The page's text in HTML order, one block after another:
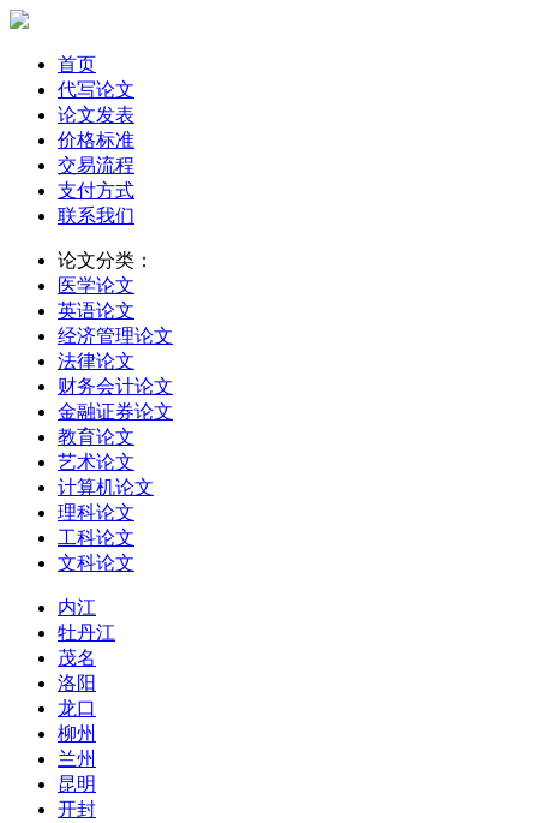
首页
代写论文
论文发表
价格标准
交易流程
支付方式
联系我们
论文分类：
医学论文
英语论文
经济管理论文
法律论文
财务会计论文
金融证券论文
教育论文
艺术论文
计算机论文
理科论文
工科论文
文科论文
内江
牡丹江
茂名
洛阳
龙口
柳州
兰州
昆明
开封